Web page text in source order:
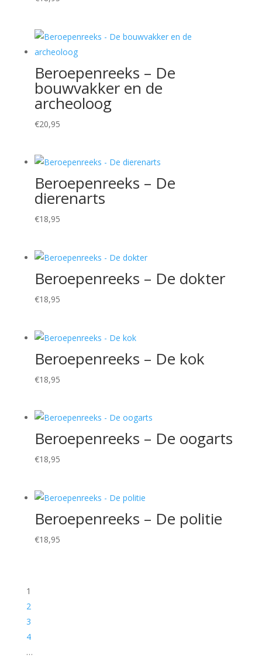
Beroepenreeks – De
bouwvakker en de
archeoloog
€20,95
Beroepenreeks – De
dierenarts
€18,95
Beroepenreeks – De dokter
€18,95
Beroepenreeks – De kok
€18,95
Beroepenreeks – De oogarts
€18,95
Beroepenreeks – De politie
€18,95
1
2
3
4
…